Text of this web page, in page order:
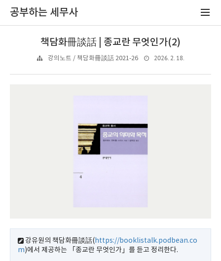
공부하는 세무사
책담화冊談話 | 종교란 무엇인가(2)
강의노트 / 책담화冊談話 2021-26 2026. 2. 18.
강유원의 책담화冊談話( https://booklistalk.podbean.co
m)에서 제공하는 「종교란 무엇인가」를 듣고 정리한다.